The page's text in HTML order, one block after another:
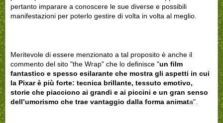
pertanto imparare a conoscere le sue diverse e possibili
manifestazioni per poterlo gestire di volta in volta al meglio.
Meritevole di essere menzionato a tal proposito è anche il
commento del sito "the Wrap" che lo definisce "un film
fantastico e spesso esilarante che mostra gli aspetti in cui
la Pixar è più forte: tecnica brillante, tessuto emotivo,
storie che piacciono ai grandi e ai piccini e un gran senso
dell’umorismo che trae vantaggio dalla forma animata".